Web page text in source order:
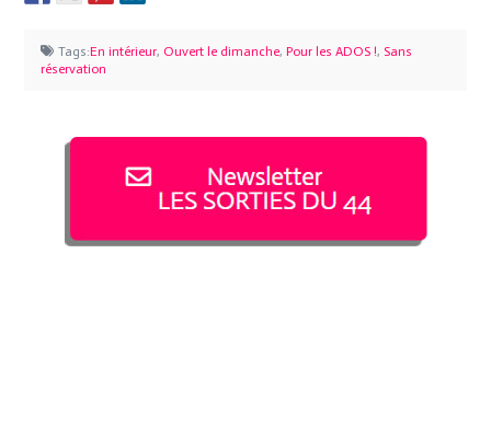
Tags:En intérieur, Ouvert le dimanche, Pour les ADOS !, Sans
réservation